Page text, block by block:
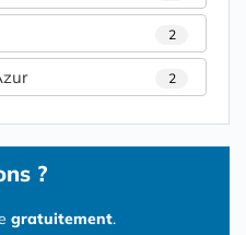
2
2
?
gratuitement.